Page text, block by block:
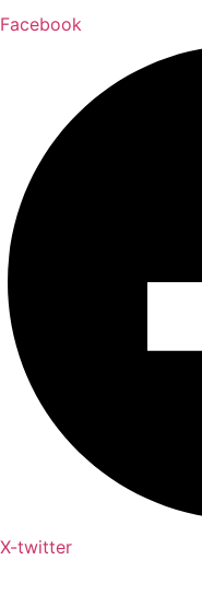
Facebook
X-twitter